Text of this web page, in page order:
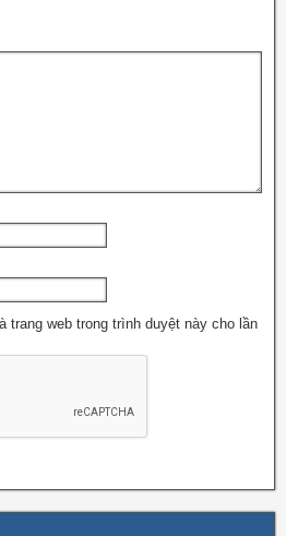
trang web trong trình duyệt này cho lần